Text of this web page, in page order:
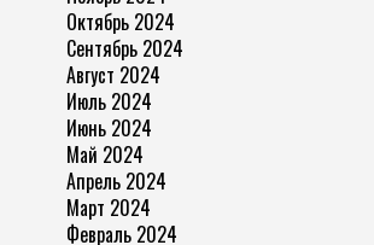
Октябрь 2024
Сентябрь 2024
Август 2024
Июль 2024
Июнь 2024
Май 2024
Апрель 2024
Март 2024
Февраль 2024